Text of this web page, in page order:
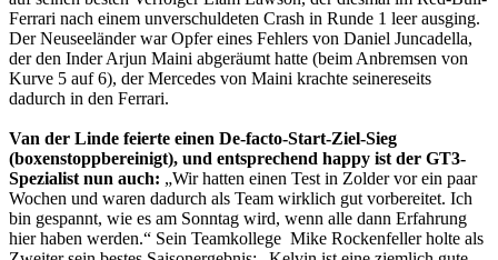
Ferrari nach einem unverschuldeten Crash in Runde 1 leer ausging.
Der Neuseeländer war Opfer eines Fehlers von Daniel Juncadella,
der den Inder Arjun Maini abgeräumt hatte (beim Anbremsen von
Kurve 5 auf 6), der Mercedes von Maini krachte seinereseits
dadurch in den Ferrari.
Van der Linde feierte einen De-facto-Start-Ziel-Sieg
(boxenstoppbereinigt), und entsprechend happy ist der GT3-
Spezialist nun auch: „Wir hatten einen Test in Zolder vor ein paar
Wochen und waren dadurch als Team wirklich gut vorbereitet. Ich
bin gespannt, wie es am Sonntag wird, wenn alle dann Erfahrung
hier haben werden.“ Sein Teamkollege Mike Rockenfeller holte als